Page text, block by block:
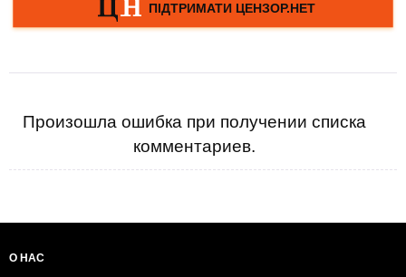
Произошла ошибка при получении списка
комментариев.
О НАС